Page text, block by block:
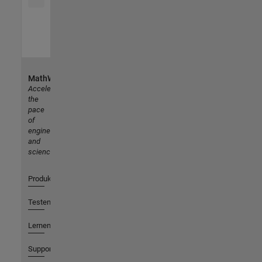
MathWorks
Accelerating
the
pace
of
engineering
and
science
Produkte
Testen oder Kaufen
Lernen
Support